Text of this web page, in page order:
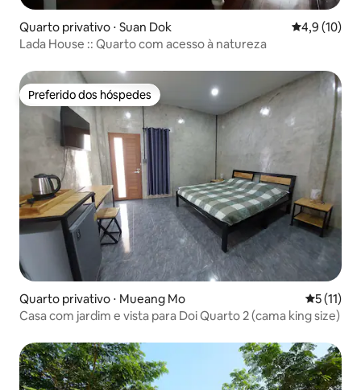
Quarto privativo ⋅ Suan Dok 4,9 de uma
4,9 (10)
Lada House :: Quarto com acesso à natureza
Preferido dos hóspedes
Preferido dos hóspedes
Quarto privativo ⋅ Mueang Mo 5 de uma
5 (11)
Casa com jardim e vista para Doi Quarto 2 (cama king size)